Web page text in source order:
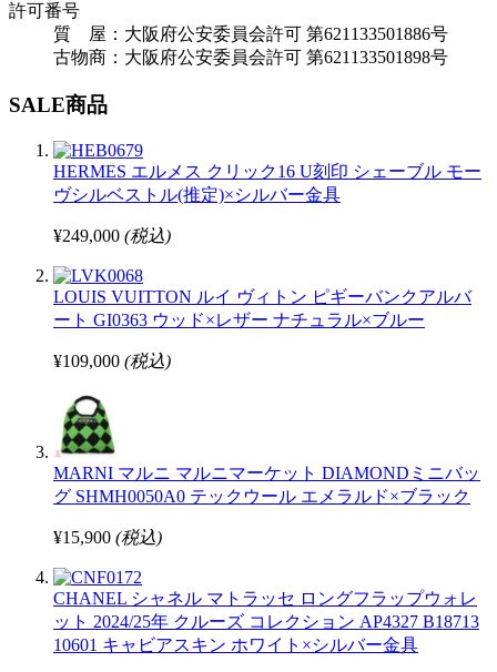
許可番号
質 屋：大阪府公安委員会許可 第621133501886号
古物商：大阪府公安委員会許可 第621133501898号
SALE商品
HERMES エルメス クリック16 U刻印 シェーブル モー
ヴシルベストル(推定)×シルバー金具
¥249,000 (税込)
LOUIS VUITTON ルイ ヴィトン ピギーバンクアルバ
ート GI0363 ウッド×レザー ナチュラル×ブルー
¥109,000 (税込)
MARNI マルニ マルニマーケット DIAMONDミニバッ
グ SHMH0050A0 テックウール エメラルド×ブラック
¥15,900 (税込)
CHANEL シャネル マトラッセ ロングフラップウォレ
ット 2024/25年 クルーズ コレクション AP4327 B18713
10601 キャビアスキン ホワイト×シルバー金具